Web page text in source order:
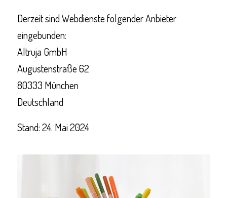
Derzeit sind Webdienste folgender Anbieter
eingebunden:
Altruja GmbH
Augustenstraße 62
80333 München
Deutschland
Stand: 24. Mai 2024